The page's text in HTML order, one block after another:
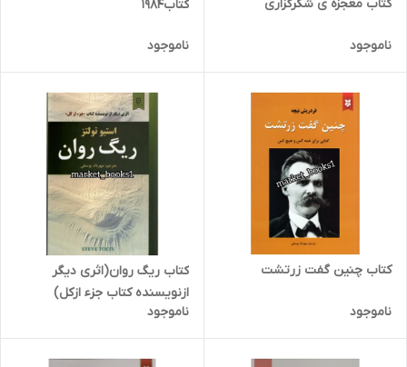
کتاب معجزه ی شکرگزاری
ناموجود
کتاب1984
ناموجود
کتاب چنین گفت زرتشت
ناموجود
کتاب ریگ روان(اثری دیگر
ازنویسنده کتاب جزء ازکل)
ناموجود